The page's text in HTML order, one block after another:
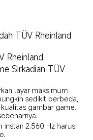
TÜV Rheinland
Rheinland
Sirkadian TÜV
layar maksimum
sedikit berbeda,
gambar game.
instan 2.560 Hz harus